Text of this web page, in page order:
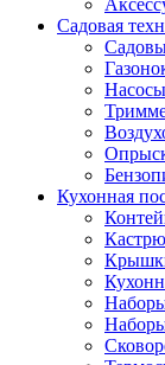
Садовая
Кухонная